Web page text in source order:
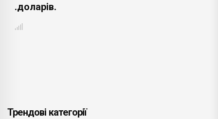
.доларів.
Трендові категорії